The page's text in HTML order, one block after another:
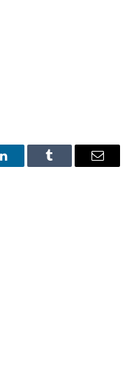
LinkedInTumblr Email